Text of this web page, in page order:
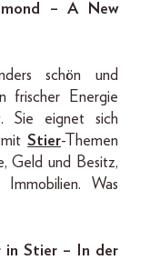
– A New
schön und
frischer Energie
Sie eignet sich
Stier-Themen
Geld und Besitz,
Was
in Stier – In der